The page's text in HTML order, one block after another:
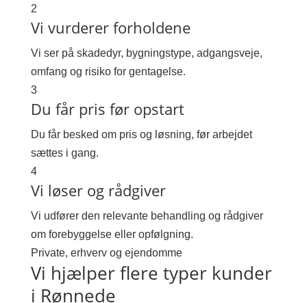
2
Vi vurderer forholdene
Vi ser på skadedyr, bygningstype, adgangsveje,
omfang og risiko for gentagelse.
3
Du får pris før opstart
Du får besked om pris og løsning, før arbejdet
sættes i gang.
4
Vi løser og rådgiver
Vi udfører den relevante behandling og rådgiver
om forebyggelse eller opfølgning.
Private, erhverv og ejendomme
Vi hjælper flere typer kunder
i Rønnede